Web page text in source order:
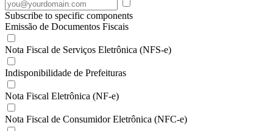
Subscribe to specific components
Emissão de Documentos Fiscais
Nota Fiscal de Serviços Eletrônica (NFS-e)
Indisponibilidade de Prefeituras
Nota Fiscal Eletrônica (NF-e)
Nota Fiscal de Consumidor Eletrônica (NFC-e)